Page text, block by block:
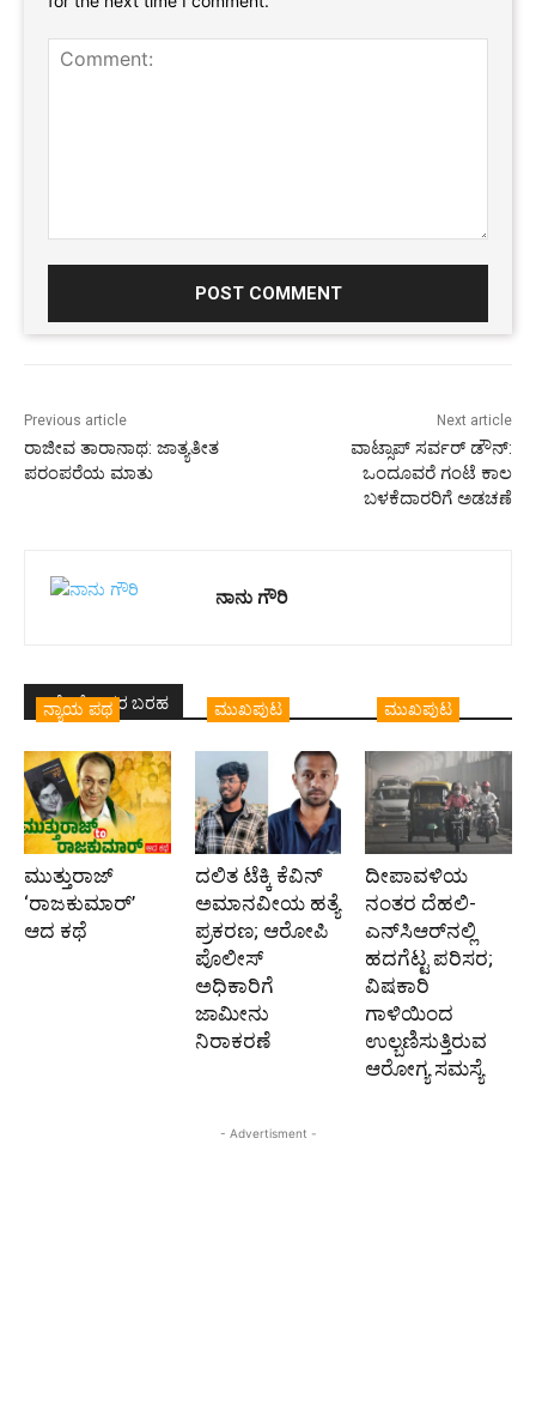
Previous article
ರಾಜೀವ ತಾರಾನಾಥ: ಜಾತ್ಯತೀತ
ಪರಂಪರೆಯ ಮಾತು
Next article
ವಾಟ್ಸಾಪ್ ಸರ್ವರ್ ಡೌನ್:
ಒಂದೂವರೆ ಗಂಟೆ ಕಾಲ
ಬಳಕೆದಾರರಿಗೆ ಅಡಚಣೆ
ನಾನು ಗೌರಿ
ಇದೇ ಲೇಖಕರ ಬರಹ
ನ್ಯಾಯ ಪಥ
ಮುತ್ತುರಾಜ್
‘ರಾಜಕುಮಾರ್‍’
ಆದ ಕಥೆ
ಮುಖಪುಟ
ದಲಿತ ಟೆಕ್ಕಿ ಕೆವಿನ್
ಅಮಾನವೀಯ ಹತ್ಯೆ
ಪ್ರಕರಣ; ಆರೋಪಿ
ಪೊಲೀಸ್‌
ಅಧಿಕಾರಿಗೆ
ಜಾಮೀನು
ನಿರಾಕರಣೆ
ಮುಖಪುಟ
ದೀಪಾವಳಿಯ
ನಂತರ ದೆಹಲಿ-
ಎನ್‌ಸಿಆರ್‌ನಲ್ಲಿ
ಹದಗೆಟ್ಟ ಪರಿಸರ;
ವಿಷಕಾರಿ
ಗಾಳಿಯಿಂದ
ಉಲ್ಬಣಿಸುತ್ತಿರುವ
ಆರೋಗ್ಯ ಸಮಸ್ಯೆ
- Advertisment -